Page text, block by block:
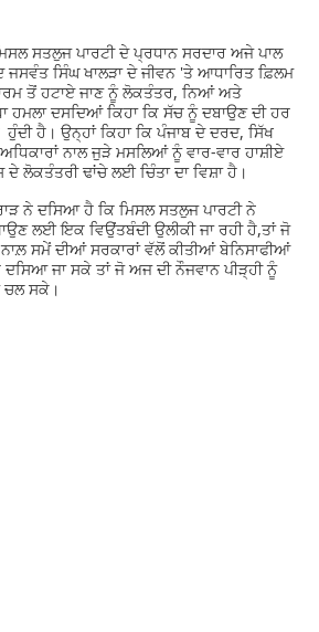
ਸਤਲੁਜ ਪਾਰਟੀ ਦੇ ਪ੍ਰਧਾਨ ਸਰਦਾਰ ਅਜੇ ਪਾਲ
ਸਿੰਘ ਖਾਲੜਾ ਦੇ ਜੀਵਨ 'ਤੇ ਆਧਾਰਿਤ ਫ਼ਿਲਮ
ਤੋਂ ਹਟਾਏ ਜਾਣ ਨੂੰ ਲੋਕਤੰਤਰ, ਨਿਆਂ ਅਤੇ
ਹਮਲਾ ਦਸਦਿਆਂ ਕਿਹਾ ਕਿ ਸੱਚ ਨੂੰ ਦਬਾਉਣ ਦੀ ਹਰ
ਹੈ। ਉਨ੍ਹਾਂ ਕਿਹਾ ਕਿ ਪੰਜਾਬ ਦੇ ਦਰਦ, ਸਿੱਖ
ਨਾਲ ਜੁੜੇ ਮਸਲਿਆਂ ਨੂੰ ਵਾਰ-ਵਾਰ ਹਾਸ਼ੀਏ
ਲੋਕਤੰਤਰੀ ਢਾਂਚੇ ਲਈ ਚਿੰਤਾ ਦਾ ਵਿਸ਼ਾ ਹੈ।
ਨੇ ਦਸਿਆ ਹੈ ਕਿ ਮਿਸਲ ਸਤਲੁਜ ਪਾਰਟੀ ਨੇ
ਲਈ ਇਕ ਵਿਉਂਤਬੰਦੀ ਉਲੀਕੀ ਜਾ ਰਹੀ ਹੈ,ਤਾਂ ਜੋ
ਸਮੇਂ ਦੀਆਂ ਸਰਕਾਰਾਂ ਵੱਲੋਂ ਕੀਤੀਆਂ ਬੇਨਿਸਾਫੀਆਂ
ਜਾ ਸਕੇ ਤਾਂ ਜੋ ਅਜ ਦੀ ਨੌਜਵਾਨ ਪੀੜ੍ਹੀ ਨੂੰ
ਚਲ ਸਕੇ।